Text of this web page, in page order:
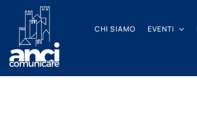
contenuto
CHI SIAMO EVENTI